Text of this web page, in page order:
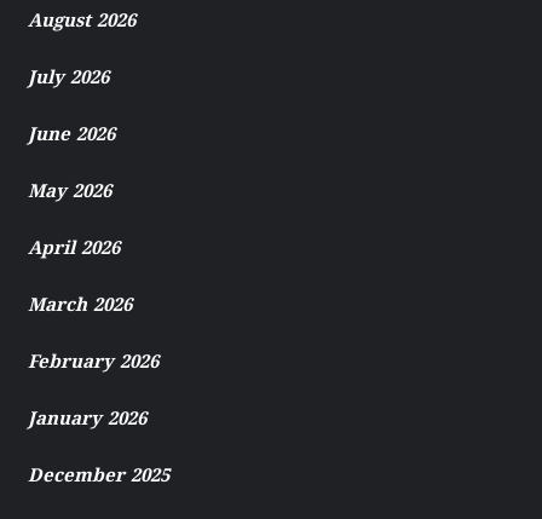
August 2026
July 2026
June 2026
May 2026
April 2026
March 2026
February 2026
January 2026
December 2025